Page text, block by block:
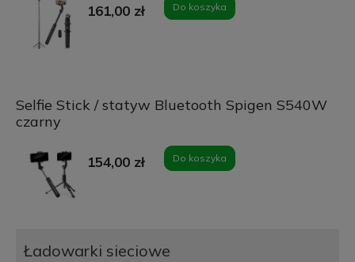
161,00 zł Do koszyka
Selfie Stick / statyw Bluetooth Spigen S540W
czarny
154,00 zł Do koszyka
Ładowarki sieciowe